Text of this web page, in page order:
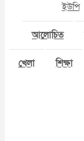
ইউপি
আলোচিত
খেলা শিক্ষা